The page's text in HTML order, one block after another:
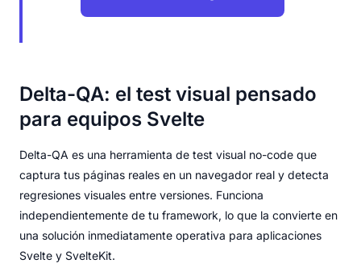
Delta-QA: el test visual pensado
para equipos Svelte
Delta-QA es una herramienta de test visual no-code que
captura tus páginas reales en un navegador real y detecta
regresiones visuales entre versiones. Funciona
independientemente de tu framework, lo que la convierte en
una solución inmediatamente operativa para aplicaciones
Svelte y SvelteKit.